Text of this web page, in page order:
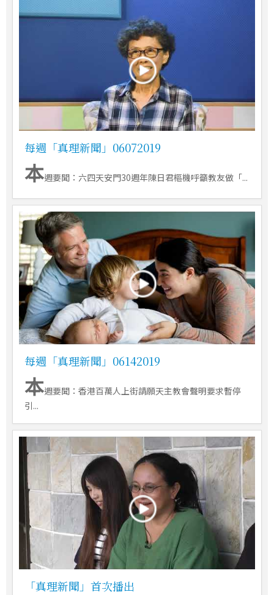
每週「真理新聞」06072019
本週要聞：六四天安門30週年陳日君樞機呼籲教友做「...
每週「真理新聞」06142019
本週要聞：香港百萬人上街請願天主教會聲明要求暫停
引...
「真理新聞」首次播出